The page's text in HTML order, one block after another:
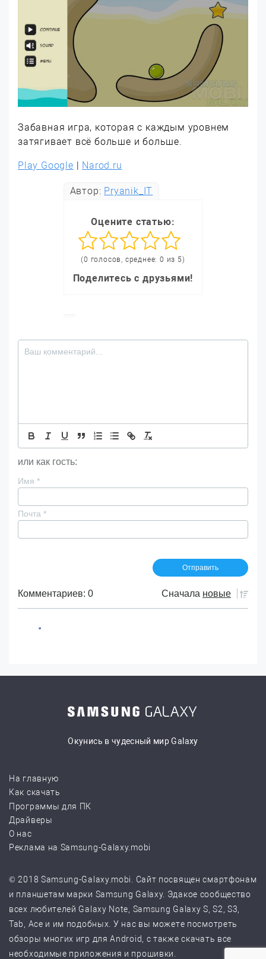
Забавная игра, которая с каждым уровнем
затягивает всё больше и больше.
Play Google | Narod.ru
Автор: Pryanik_IT
Оцените статью:
(0 голосов, среднее: 0 из 5)
Поделитесь с друзьями!
или как гость:
Имя *
Почта *
Комментариев: 0 Сначала новые
Окунись в чудесный мир Galaxy
На главную
Как скачать
Программы для ПК
Драйверы
О нас
Реклама на Samsung-Galaxy.mobi
© 2018 Samsung-Galaxy.mobi. Сайт посвящен смартфонам
и планшетам марки Samsung Galaxy. Эдакое сообщество
всех любителей Galaxy Note, Samsung Galaxy S, S2, S3,
Tab, Ace и им подобных. У нас вы можете посмотреть
обзоры многих игр для Android, с также скачать все
необходимые приложения и прошивки.